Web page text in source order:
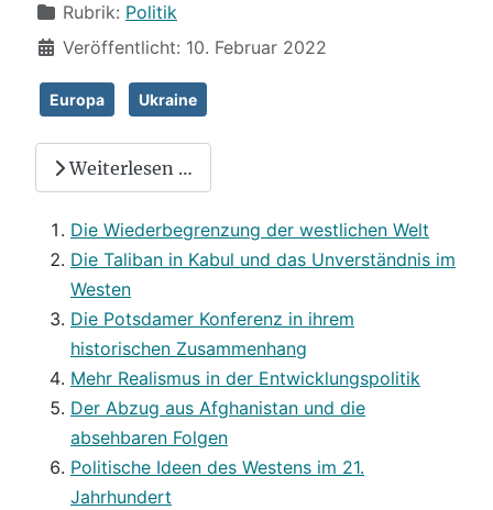
Rubrik: Politik
Veröffentlicht: 10. Februar 2022
Europa Ukraine
Weiterlesen …
Die Wiederbegrenzung der westlichen Welt
Die Taliban in Kabul und das Unverständnis im
Westen
Die Potsdamer Konferenz in ihrem
historischen Zusammenhang
Mehr Realismus in der Entwicklungspolitik
Der Abzug aus Afghanistan und die
absehbaren Folgen
Politische Ideen des Westens im 21.
Jahrhundert